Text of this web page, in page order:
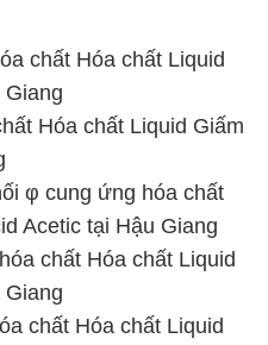
chất Hóa chất Liquid
Giang
Hóa chất Liquid Giấm
φ cung ứng hóa chất
Acetic tại Hậu Giang
chất Hóa chất Liquid
Giang
chất Hóa chất Liquid